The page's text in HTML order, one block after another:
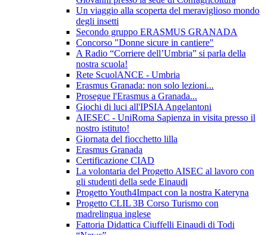
Un viaggio alla scoperta del meraviglioso mondo
degli insetti
Secondo gruppo ERASMUS GRANADA
Concorso "Donne sicure in cantiere"
A Radio “Corriere dell’Umbria” si parla della
nostra scuola!
Rete ScuolANCE - Umbria
Erasmus Granada: non solo lezioni...
Prosegue l'Erasmus a Granada...
Giochi di luci all'IPSIA Angelantoni
AIESEC - UniRoma Sapienza in visita presso il
nostro istituto!
Giornata del fiocchetto lilla
Erasmus Granada
Certificazione CIAD
La volontaria del Progetto AISEC al lavoro con
gli studenti della sede Einaudi
Progetto Youth4Impact con la nostra Kateryna
Progetto CLIL 3B Corso Turismo con
madrelingua inglese
Fattoria Didattica Ciuffelli Einaudi di Todi